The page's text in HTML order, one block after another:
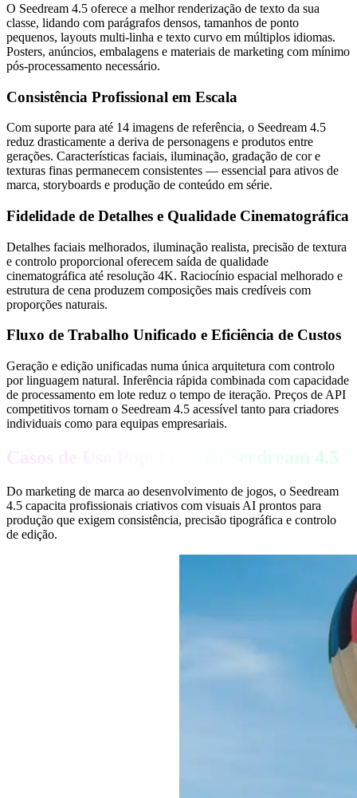
O Seedream 4.5 oferece a melhor renderização de texto da sua
classe, lidando com parágrafos densos, tamanhos de ponto
pequenos, layouts multi-linha e texto curvo em múltiplos idiomas.
Posters, anúncios, embalagens e materiais de marketing com mínimo
pós-processamento necessário.
Consistência Profissional em Escala
Com suporte para até 14 imagens de referência, o Seedream 4.5
reduz drasticamente a deriva de personagens e produtos entre
gerações. Características faciais, iluminação, gradação de cor e
texturas finas permanecem consistentes — essencial para ativos de
marca, storyboards e produção de conteúdo em série.
Fidelidade de Detalhes e Qualidade Cinematográfica
Detalhes faciais melhorados, iluminação realista, precisão de textura
e controlo proporcional oferecem saída de qualidade
cinematográfica até resolução 4K. Raciocínio espacial melhorado e
estrutura de cena produzem composições mais credíveis com
proporções naturais.
Fluxo de Trabalho Unificado e Eficiência de Custos
Geração e edição unificadas numa única arquitetura com controlo
por linguagem natural. Inferência rápida combinada com capacidade
de processamento em lote reduz o tempo de iteração. Preços de API
competitivos tornam o Seedream 4.5 acessível tanto para criadores
individuais como para equipas empresariais.
Casos de Uso Populares do Seedream 4.5
Do marketing de marca ao desenvolvimento de jogos, o Seedream
4.5 capacita profissionais criativos com visuais AI prontos para
produção que exigem consistência, precisão tipográfica e controlo
de edição.